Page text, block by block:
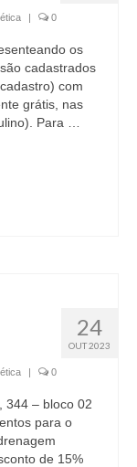
0
os
cadastrados
com
grátis, nas
Para …
24
OUT 2023
| 0
344 – bloco 02
para o
de 15%